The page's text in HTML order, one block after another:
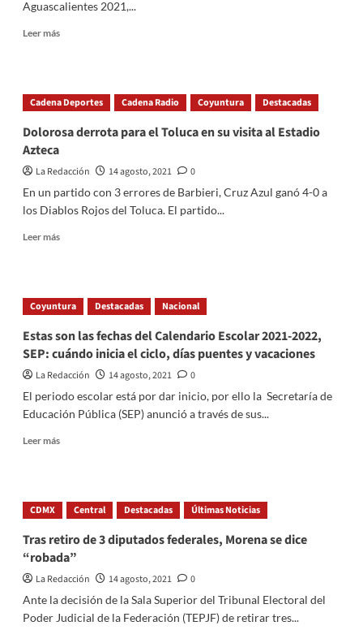
por
Aguascalientes 2021,...
Leer másRead
2021
será
de
la
charrería
Cadena Deportes Cadena Radio Coyuntura Destacadas
Dolorosa derrota para el Toluca en su visita al Estadio
Azteca
La Redacción 14 agosto, 2021
0
En un partido con 3 errores de Barbieri, Cruz Azul ganó 4-0 a
los Diablos Rojos del Toluca. El partido...
Leer másRead
derrota
para
Toluca
en
su
al
Estadio
Coyuntura Destacadas Nacional
Estas son las fechas del Calendario Escolar 2021-2022,
SEP: cuándo inicia el ciclo, días puentes y vacaciones
La Redacción 14 agosto, 2021
0
El periodo escolar está por dar inicio, por ello la Secretaría de
Educación Pública (SEP) anunció a través de sus...
Leer másRead
son
del
Calendario
Escolar
2022,
SEP:
CDMX Central Destacadas Últimas Noticias
Tras retiro de 3 diputados federales, Morena se dice
“robada”
La Redacción 14 agosto, 2021
0
Ante la decisión de la Sala Superior del Tribunal Electoral del
Poder Judicial de la Federación (TEPJF) de retirar tres...